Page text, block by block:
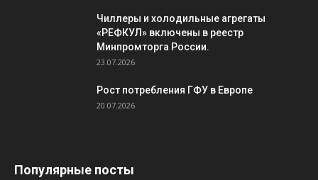
Чиллеры и холодильные агрегаты
«РЕФКУЛ» включены в реестр
Минпромторга России.
23.07.2026
Рост потребления ГФУ в Европе
20.07.2026
Популярные посты